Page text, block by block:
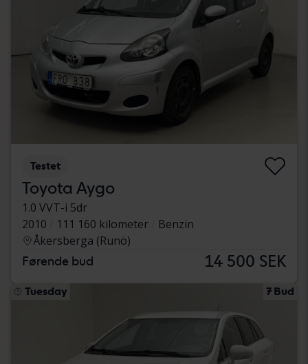
Testet
Toyota Aygo
1.0 VVT-i 5dr
2010
111 160 kilometer
Benzin
Åkersberga (Runö)
Førende bud 14 500 SEK
Tuesday 7 Bud